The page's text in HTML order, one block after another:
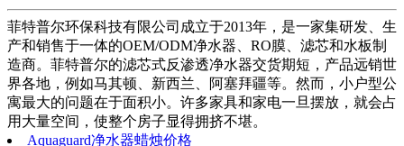
菲特普尔环保科技有限公司成立于2013年，是一家集研发、生
产和销售于一体的OEM/ODM净水器、RO膜、滤芯和水板制
造商。菲特普尔的滤芯式反渗透净水器交货期短，产品远销世
界各地，例如马其顿、新西兰、阿塞拜疆等。然而，小户型公
寓最大的问题在于面积小。许多家具和家电一旦摆放，就会占
用大量空间，使整个房子显得拥挤不堪。
Aquaguard净水器蜡烛价格